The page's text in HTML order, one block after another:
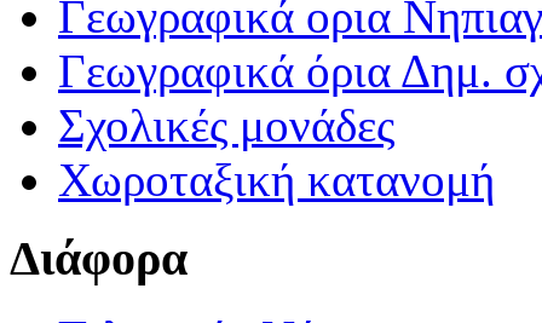
Γεωγραφικά ορια
Γεωγραφικά όρια Δημ.
Σχολικές μονάδες
Χωροταξική κατανομή
Διάφορα